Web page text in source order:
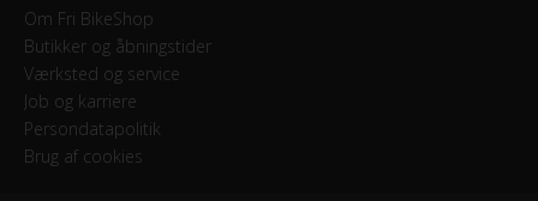
Skiftegreb
Shimano
HJUL & DÆK
Om Fri BikeShop
Butikker og åbningstider
Værksted og service
Job og karriere
Persondatapolitik
Brug af cookies